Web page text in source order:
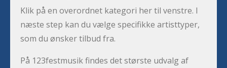
Klik på en overordnet kategori her til venstre. I
næste step kan du vælge specifikke artisttyper,
som du ønsker tilbud fra.
På 123festmusik findes det største udvalg af